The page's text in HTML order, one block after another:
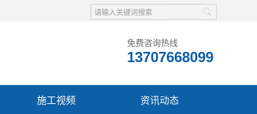
免费咨询热线
13707668099
施工视频 资讯动态